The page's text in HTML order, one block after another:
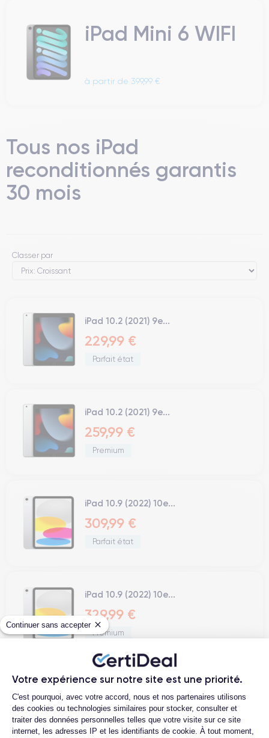
Continuer sans accepter
Votre expérience sur notre site est une priorité.
Plateforme de Gestion du
C'est pourquoi, avec votre accord, nous et nos partenaires utilisons
des cookies ou technologies similaires pour stocker, consulter et
traiter des données personnelles telles que votre visite sur ce site
internet, les adresses IP et les identifiants de cookie. À tout moment,
iPad Mini 6 WIFI
à partir de 399,99 €
Tous nos iPad
reconditionnés garantis
30 mois
Classer par
iPad 10.2 (2021) 9e...
229,99 €
Parfait état
iPad 10.2 (2021) 9e...
259,99 €
Premium
iPad 10.9 (2022) 10e...
309,99 €
Parfait état
iPad 10.9 (2022) 10e...
329,99 €
Premium
iPad Mini 6 (2021 A15 Series) 64 Go...
399,99 €
Premium